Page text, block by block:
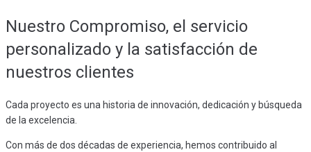
Nuestro Compromiso, el servicio
personalizado y la satisfacción de
nuestros clientes
Cada proyecto es una historia de innovación, dedicación y búsqueda
de la excelencia.
Con más de dos décadas de experiencia, hemos contribuido al